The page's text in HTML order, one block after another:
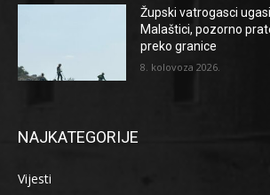
Župski vatrogasci
Malaštici, pozorno
preko granice
8. kolovoza 2026.
NAJKATEGORIJE
Vijesti